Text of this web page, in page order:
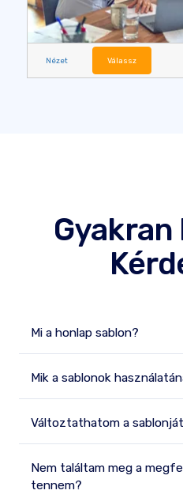
Nézet Válassz
Mi a honlap sablon?
Mik a sablonok
Változtathatom a
Nem találtam meg a
tennem?